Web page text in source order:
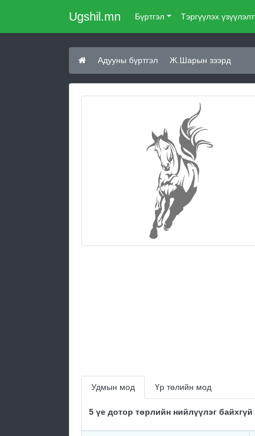
Ugshil.mn Бүртгэл Тэргүүлэх үзүүлэлт
Адууны бүртгэл Ж.Шарын зээрд
Удмын мод Үр төлийн мод
5 үе дотор төрлийн нийлүүлэг байхгүй